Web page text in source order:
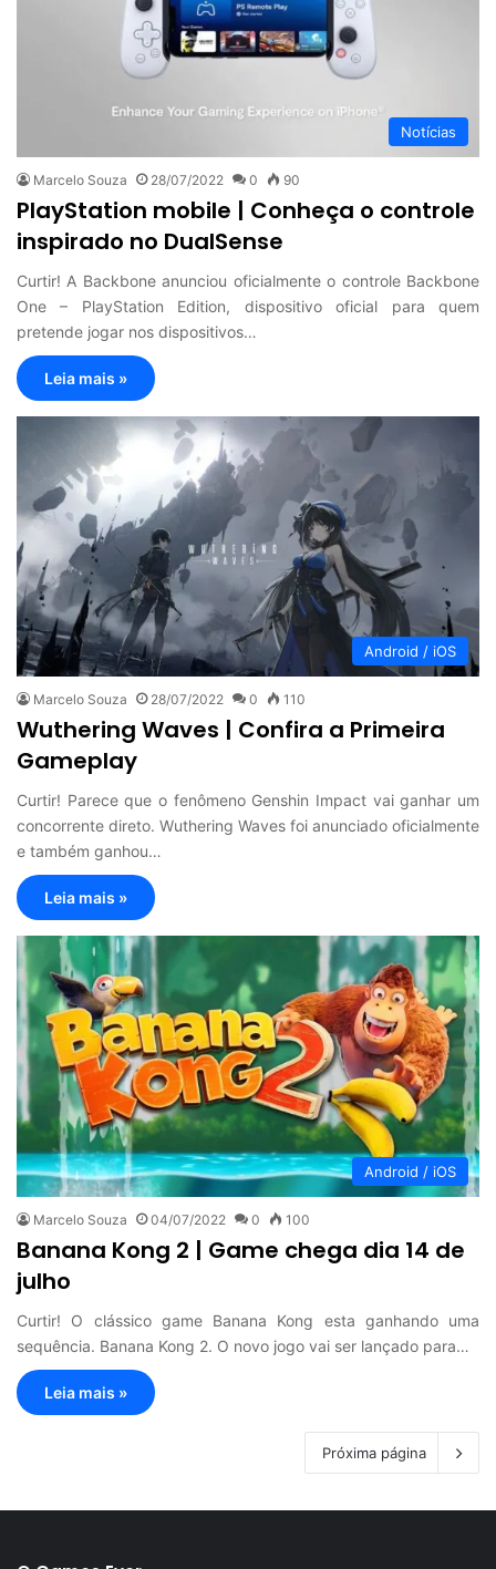
Notícias
Marcelo Souza 28/07/2022 0 90
PlayStation mobile | Conheça o controle
inspirado no DualSense
Curtir! A Backbone anunciou oficialmente o controle Backbone
One – PlayStation Edition, dispositivo oficial para quem
pretende jogar nos dispositivos…
Leia mais »
Android / iOS
Marcelo Souza 28/07/2022 0 110
Wuthering Waves | Confira a Primeira
Gameplay
Curtir! Parece que o fenômeno Genshin Impact vai ganhar um
concorrente direto. Wuthering Waves foi anunciado oficialmente
e também ganhou…
Leia mais »
Android / iOS
Marcelo Souza 04/07/2022 0 100
Banana Kong 2 | Game chega dia 14 de
julho
Curtir! O clássico game Banana Kong esta ganhando uma
sequência. Banana Kong 2. O novo jogo vai ser lançado para…
Leia mais »
Próxima página